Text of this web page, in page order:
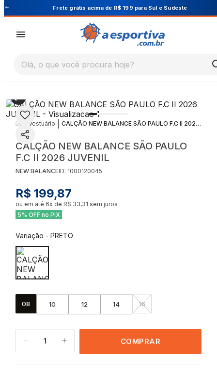
Cupom PRIMEIRA10 para 10% OFF na 1ª compra
Olá, o que você procura hoje?
Vestuário CALÇÃO NEW BALANCE SÃO PAULO F.C II 2026 JUVENIL
CALÇÃO NEW BALANCE SÃO PAULO
F.C II 2026 JUVENIL
NEW BALANCEID: 1000120045
R$ 199,87
ou em até 6x de R$ 33,31 sem juros
5% OFF no PIX
Variação - PRETO
08 10 12 14 16
1 COMPRAR